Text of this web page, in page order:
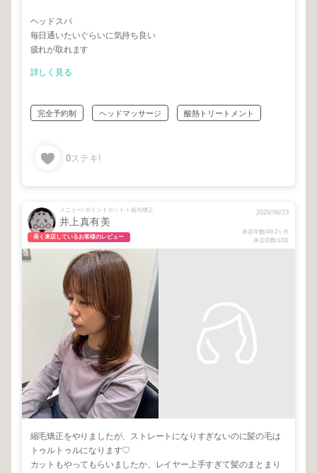
ヘッドスパ
毎日通いたいぐらいに気持ち良い
疲れが取れます
詳しく見る
完全予約制 ヘッドマッサージ 酸熱トリートメント
0ステキ!
メニュー/ ポイントカット + 縮毛矯正
井上真有美
長く来店しているお客様のレビュー
2026/06/23
来店年数/4年2ヶ月
来店回数/12回
縮毛矯正をやりましたが、ストレートになりすぎないのに髪の毛は
トゥルトゥルになります♡
カットもやってもらいましたか、レイヤー上手すぎて髪のまとまり